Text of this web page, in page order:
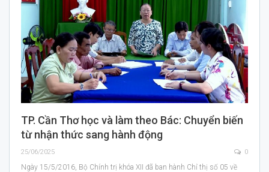
TP. Cần Thơ học và làm theo Bác: Chuyển biến
từ nhận thức sang hành động
25/06/2025 0
Ngày 15/5/2016, Bộ Chính trị khóa XII đã ban hành Chỉ thị số 05 về